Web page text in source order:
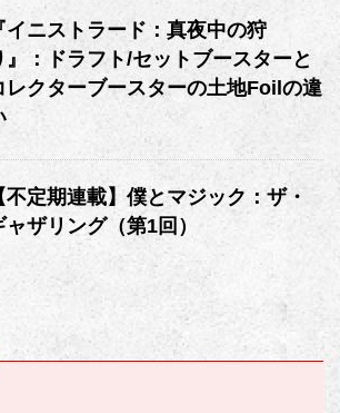
イニストラード：真夜中の狩
』：ドラフト/セットブースターと
レクターブースターの土地Foilの違
不定期連載】僕とマジック：ザ・
ャザリング（第1回）